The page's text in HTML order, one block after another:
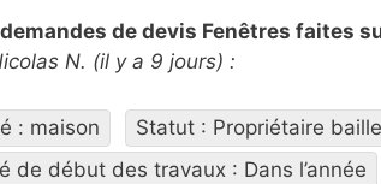
de devis Fenêtres faites
N. (il y a 9 jours) :
: maison Statut : Propriétaire
de début des travaux : Dans l’année